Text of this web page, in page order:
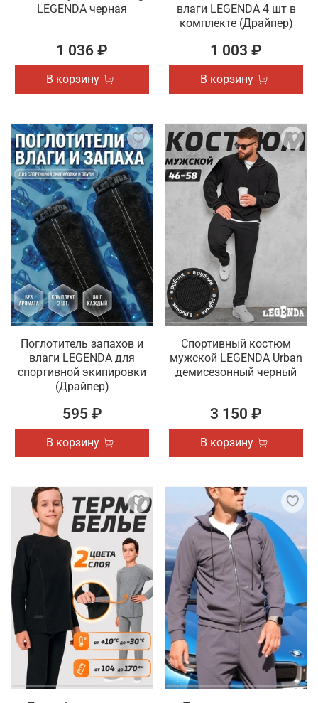
LEGENDA черная
1 036 ₽
В корзину
влаги LEGENDA 4 шт в
комплекте (Драйпер)
1 003 ₽
В корзину
Поглотитель запахов и
влаги LEGENDA для
спортивной экипировки
(Драйпер)
595 ₽
В корзину
Спортивный костюм
мужской LEGENDA Urban
демисезонный черный
3 150 ₽
В корзину